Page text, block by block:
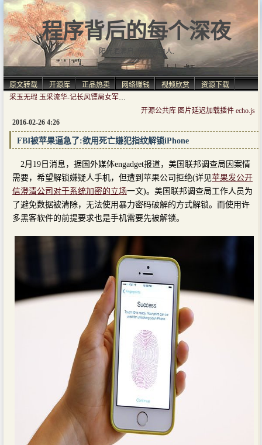
程序背后的每个深夜
阳光洒满肩, 仿佛自由人.
原文转载 开源库 正品热卖 网络赚钱 视频欣赏
资源下载
采玉无瑕 玉采流华-记长风镖局女军师程采玉
开源公共库 图片延迟加载插件 echo.js
2016-02-26 4:26
FBI被苹果逼急了:欲用死亡嫌犯指纹解锁iPhone
2月19日消息，据国外媒体engadget报道，美国联邦调查局因案情
需要，希望解锁嫌疑人手机，但遭到苹果公司拒绝(详见苹果发公开
信澄清公司对于系统加密的立场一文)。美国联邦调查局工作人员为
了避免数据被清除，无法使用暴力密码破解的方式解锁。而使用许
多黑客软件的前提要求也是手机需要先被解锁。